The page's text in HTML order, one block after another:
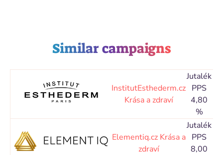
Similar campaigns
InstitutEsthederm.cz
Krása a zdraví
Jutalék
PPS
4,80
%
Elementiq.cz Krása a
zdraví
Jutalék
PPS
8,00